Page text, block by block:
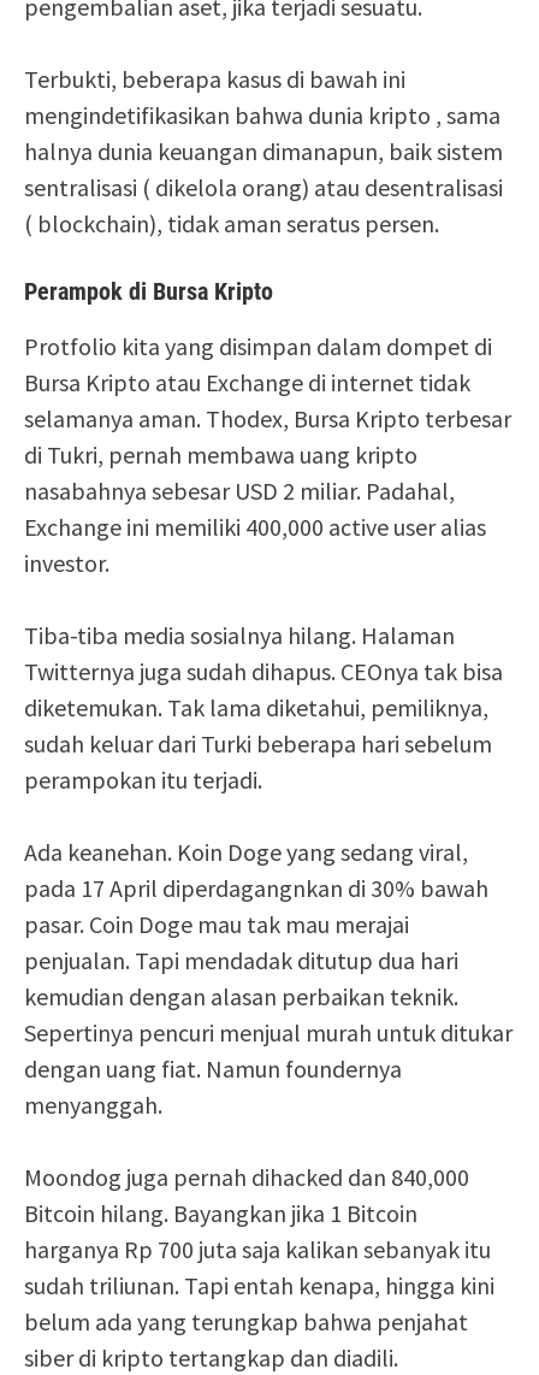
pengembalian aset, jika terjadi sesuatu.
Terbukti, beberapa kasus di bawah ini
mengindetifikasikan bahwa dunia kripto , sama
halnya dunia keuangan dimanapun, baik sistem
sentralisasi ( dikelola orang) atau desentralisasi
( blockchain), tidak aman seratus persen.
Perampok di Bursa Kripto
Protfolio kita yang disimpan dalam dompet di
Bursa Kripto atau Exchange di internet tidak
selamanya aman. Thodex, Bursa Kripto terbesar
di Tukri, pernah membawa uang kripto
nasabahnya sebesar USD 2 miliar. Padahal,
Exchange ini memiliki 400,000 active user alias
investor.
Tiba-tiba media sosialnya hilang. Halaman
Twitternya juga sudah dihapus. CEOnya tak bisa
diketemukan. Tak lama diketahui, pemiliknya,
sudah keluar dari Turki beberapa hari sebelum
perampokan itu terjadi.
Ada keanehan. Koin Doge yang sedang viral,
pada 17 April diperdagangnkan di 30% bawah
pasar. Coin Doge mau tak mau merajai
penjualan. Tapi mendadak ditutup dua hari
kemudian dengan alasan perbaikan teknik.
Sepertinya pencuri menjual murah untuk ditukar
dengan uang fiat. Namun foundernya
menyanggah.
Moondog juga pernah dihacked dan 840,000
Bitcoin hilang. Bayangkan jika 1 Bitcoin
harganya Rp 700 juta saja kalikan sebanyak itu
sudah triliunan. Tapi entah kenapa, hingga kini
belum ada yang terungkap bahwa penjahat
siber di kripto tertangkap dan diadili.